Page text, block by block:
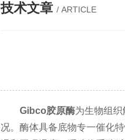
技术文章 / ARTICLE
Gibco胶原酶为生物组
况。酶体具备底物专一催化